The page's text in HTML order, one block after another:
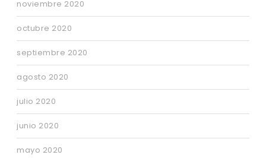
noviembre 2020
octubre 2020
septiembre 2020
agosto 2020
julio 2020
junio 2020
mayo 2020